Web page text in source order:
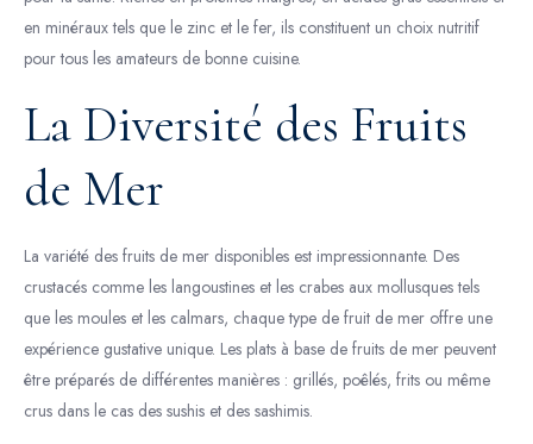
en minéraux tels que le zinc et le fer, ils constituent un choix nutritif
pour tous les amateurs de bonne cuisine.
La Diversité des Fruits
de Mer
La variété des fruits de mer disponibles est impressionnante. Des
crustacés comme les langoustines et les crabes aux mollusques tels
que les moules et les calmars, chaque type de fruit de mer offre une
expérience gustative unique. Les plats à base de fruits de mer peuvent
être préparés de différentes manières : grillés, poêlés, frits ou même
crus dans le cas des sushis et des sashimis.